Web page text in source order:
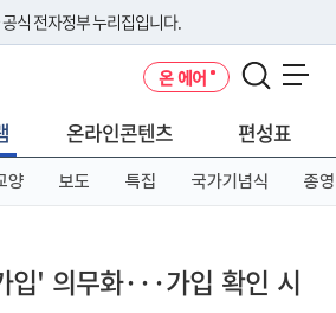
식 전자정부 누리집입니다.
기
른 도메인 주소를 사용하고 있다면 아래 URL에
보세요
온 에어
온라인콘텐츠 편성표
양 보도 특집 국가기념식 종영
입' 의무화···가입 확인 시